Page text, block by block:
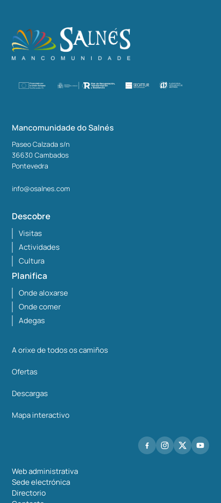
Mancomunidade do Salnés
Paseo Calzada s/n
36630 Cambados
Pontevedra
info@osalnes.com
Descobre
Visitas
Actividades
Cultura
Planifica
Onde aloxarse
Onde comer
Adegas
A orixe de todos os camiños
Ofertas
Descargas
Mapa interactivo
Web administrativa
Sede electrónica
Directorio